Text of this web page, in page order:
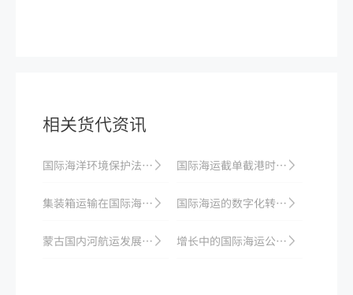
相关货代资讯
国际海洋环境保护法律法规梳理 国际海运截单截港时间解读：如何避免错过时效？
集装箱运输在国际海运中的应用与优化 国际海运的数字化转型与创新
蒙古国内河航运发展迅速，对促进本国经济增长有重要作用 增长中的国际海运公司的战略